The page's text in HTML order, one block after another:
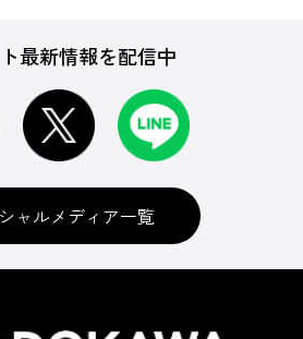
最新情報を配信中
ャルメディア一覧